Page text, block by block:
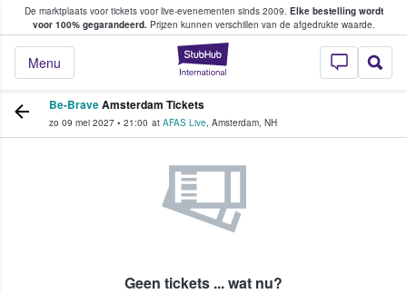
De marktplaats voor tickets voor live-evenementen sinds 2009. Elke bestelling wordt
voor 100% gegarandeerd.Prijzen kunnen verschillen van de afgedrukte waarde.
StubHub: waar
Menu
tickets kopen en verkopen
Be-BraveAmsterdam Tickets
zo 09 mei 2027 • 21:00 at AFAS Live, Amsterdam, NH
Geen tickets ... wat nu?